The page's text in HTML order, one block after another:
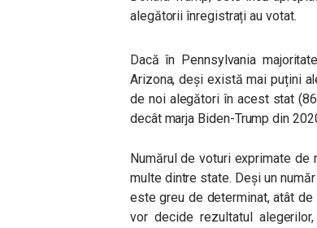
alegătorii înregistrați au votat.
Dacă în Pennsylvania
Arizona, deși există mai puțini
de noi alegători în acest stat
decât marja Biden-Trump din
Numărul de voturi exprimate
multe dintre state. Deși un
este greu de determinat, atât
vor decide rezultatul